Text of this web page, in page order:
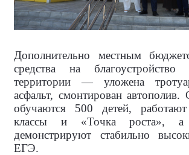
Дополнительно местным
средства на благоустройство
территории — уложена
асфальт, смонтирован автополив.
обучаются 500 детей,
классы и «Точка роста», а
демонстрируют стабильно
ЕГЭ.